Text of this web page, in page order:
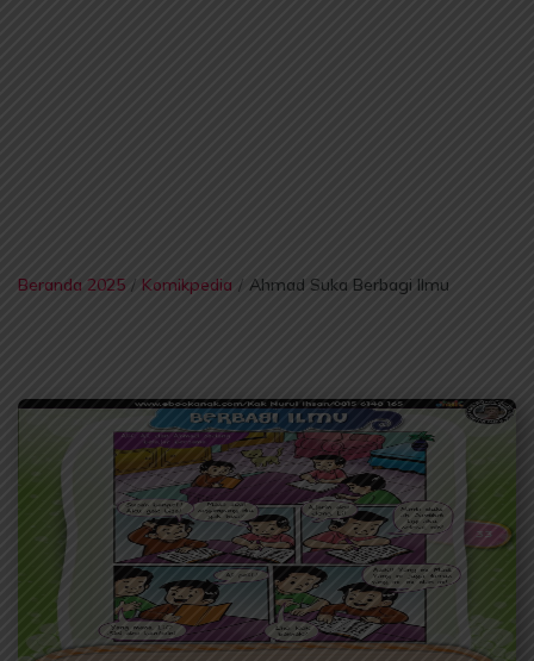
Beranda 2025 / Komikpedia / Ahmad Suka Berbagi Ilmu